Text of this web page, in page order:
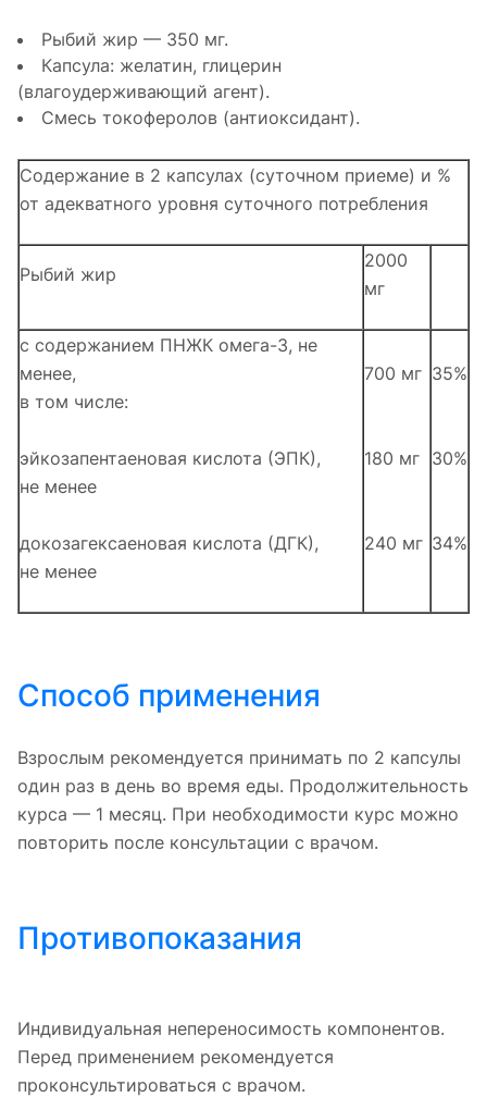
Рыбий жир — 350 мг.
Капсула: желатин, глицерин
(влагоудерживающий агент).
Смесь токоферолов (антиоксидант).
Содержание в 2 капсулах (суточном приеме) и %
от адекватного уровня суточного потребления
Рыбий жир
2000
мг
с содержанием ПНЖК омега-3, не
менее,
в том числе:
эйкозапентаеновая кислота (ЭПК),
не менее
докозагексаеновая кислота (ДГК),
не менее
700 мг
180 мг
240 мг
35%
30%
34%
Способ применения
Взрослым рекомендуется принимать по 2 капсулы
один раз в день во время еды. Продолжительность
курса — 1 месяц. При необходимости курс можно
повторить после консультации с врачом.
Противопоказания
Индивидуальная непереносимость компонентов.
Перед применением рекомендуется
проконсультироваться с врачом.